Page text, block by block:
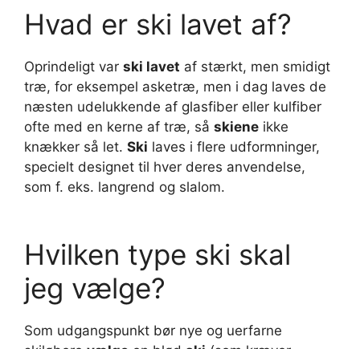
Hvad er ski lavet af?
Oprindeligt var ski lavet af stærkt, men smidigt
træ, for eksempel asketræ, men i dag laves de
næsten udelukkende af glasfiber eller kulfiber
ofte med en kerne af træ, så skiene ikke
knækker så let. Ski laves i flere udformninger,
specielt designet til hver deres anvendelse,
som f. eks. langrend og slalom.
Hvilken type ski skal
jeg vælge?
Som udgangspunkt bør nye og uerfarne